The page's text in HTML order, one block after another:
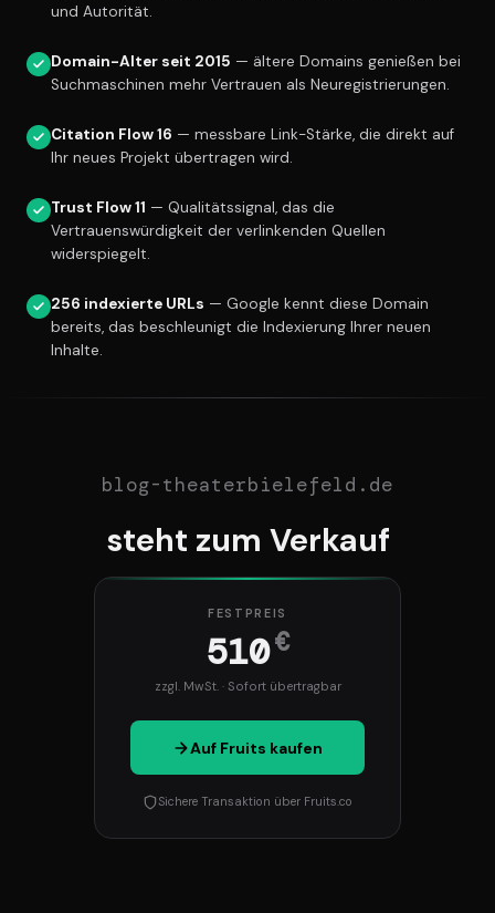
und Autorität.
Domain-Alter seit 2015 — ältere Domains genießen bei
Suchmaschinen mehr Vertrauen als Neuregistrierungen.
Citation Flow 16 — messbare Link-Stärke, die direkt auf
Ihr neues Projekt übertragen wird.
Trust Flow 11 — Qualitätssignal, das die
Vertrauenswürdigkeit der verlinkenden Quellen
widerspiegelt.
256 indexierte URLs — Google kennt diese Domain
bereits, das beschleunigt die Indexierung Ihrer neuen
Inhalte.
blog-theaterbielefeld.de
steht zum Verkauf
FESTPREIS
510€
zzgl. MwSt. · Sofort übertragbar
Auf Fruits kaufen
Sichere Transaktion über Fruits.co